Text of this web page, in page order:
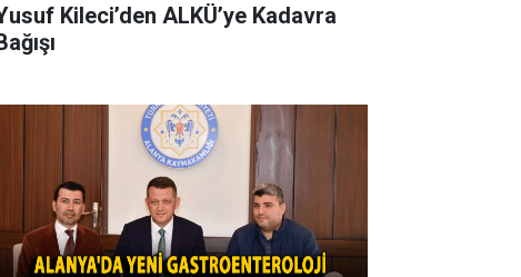
Kileci’den ALKÜ’ye Kadavra